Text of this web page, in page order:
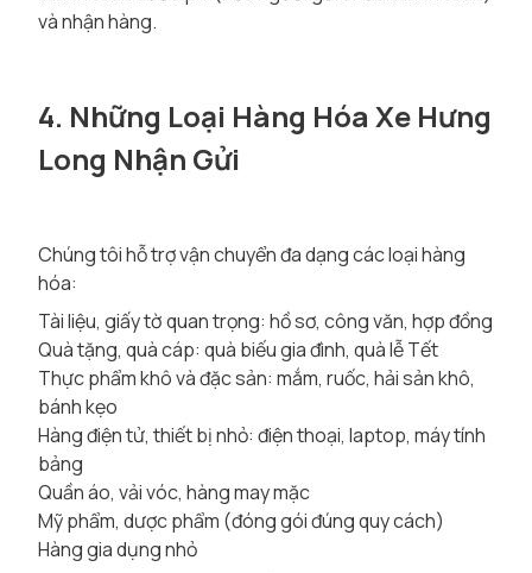
và nhận hàng.
4. Những Loại Hàng Hóa Xe Hưng
Long Nhận Gửi
Chúng tôi hỗ trợ vận chuyển đa dạng các loại hàng
hóa:
Tài liệu, giấy tờ quan trọng: hồ sơ, công văn, hợp đồng
Quà tặng, quà cáp: quà biếu gia đình, quà lễ Tết
Thực phẩm khô và đặc sản: mắm, ruốc, hải sản khô,
bánh kẹo
Hàng điện tử, thiết bị nhỏ: điện thoại, laptop, máy tính
bảng
Quần áo, vải vóc, hàng may mặc
Mỹ phẩm, dược phẩm (đóng gói đúng quy cách)
Hàng gia dụng nhỏ